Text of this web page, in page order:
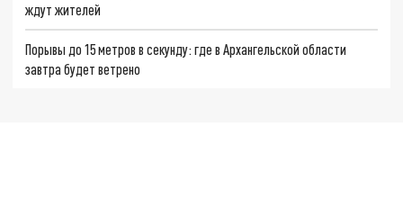
ждут жителей
Порывы до 15 метров в секунду: где в Архангельской области
завтра будет ветрено